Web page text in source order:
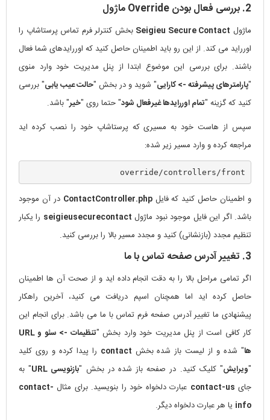
2. بررسی فعال بودن Override ماژول
ماژول Seigieu Secure Contact بخش کنترلر فرم تماس پرستاشاپ را
اورراید می کند. از این رو باید اطمینان حاصل کنید که اوررایدهای شما فعال
باشند. برای بررسی این موضوع ابتدا از پنل مدیریت خود وارد منوی
"پارامترهای پیشرفته -> کارایی" شوید و در بخش "حالت عیب یابی" بررسی
کنید که گزینه "تمام اوررایدها غیرفعال شود" حتما روی "خیر" باشد.
سپس از هاست خود به مسیری که پرستاشاپ خود را نصب کرده اید
مراجعه کرده و وارد مسیر زیر شده:
override/controllers/front
و اطمینان حاصل کنید که فایلContactController.php در آن موجود
باشد. اگر این فایل موجود نبود ماژول seigieusecurecontact را یکبار
تنظیم مجدد (بازنشانی) کنید و مجدد مسیر بالا را بررسی کنید.
3. تغییر آدرس صفحه تماس با ما
اگر تمامی مراحل بالا را به دقت انجام داده اید و از صحت آن ها اطمینان
حاصل کرده اید اما همچنان اسپم دریافت می کنید، آخرین راهکار
پیشنهادی ما تغییر آدرس صفحه فرم تماس با ما می باشد. برای انجام این
کار کافی است از پنل مدیریت خود وارد بخش "
تنظیمات -> سئو و URL
ها" شده و از لیست باز شده بخش contact را پیدا کرده و روی کلید
"ویرایش" کلیک کنید. در صفحه باز شده در بخش "بازنویسی URL
" به
جای contact-us عبارت دلخواه خود را بنویسید. برای مثال contact-
info یا هر عبارت دلخواه دیگر.